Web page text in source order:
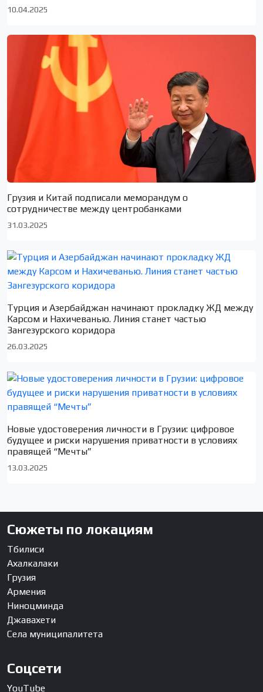
10.04.2025
Грузия и Китай подписали меморандум о
сотрудничестве между центробанками
31.03.2025
Турция и Азербайджан начинают прокладку ЖД между
Карсом и Нахичеванью. Линия станет частью
Зангезурского коридора
26.03.2025
Новые удостоверения личности в Грузии: цифровое
будущее и риски нарушения приватности в условиях
правящей “Мечты”
13.03.2025
Сюжеты по локациям
Тбилиси
Ахалкалаки
Грузия
Армения
Ниноцминда
Джавахети
Села муниципалитета
Соцсети
YouTube